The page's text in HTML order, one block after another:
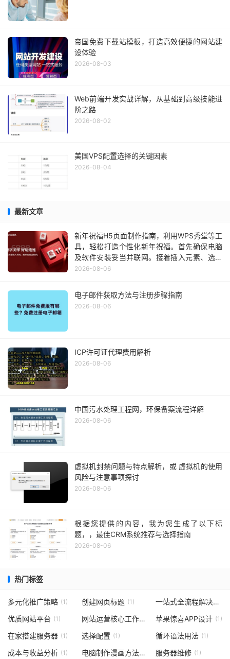
帝国免费下载站模板，打造高效便捷的网站建
设体验
2026-08-03
Web前端开发实战详解，从基础到高级技能进
阶之路
2026-08-02
美国VPS配置选择的关键因素
2026-08-04
最新文章
新年祝福H5页面制作指南，利用WPS秀堂等工
具，轻松打造个性化新年祝福。首先确保电脑
及软件安装妥当并联网。接着插入元素、选择
模板、编辑内容，快速生成独特作品。分享出
题，遵守平台规则。在制作过程中保持积极心
态和良好品质，为网络环境贡献正能量。最后
祝大家新年快乐，万事如意！
2026-08-06
电子邮件获取方法与注册步骤指南
2026-08-06
ICP许可证代理费用解析
2026-08-06
中国污水处理工程网，环保备案流程详解
2026-08-06
虚拟机封禁问题与特点解析，或 虚拟机的使用
风险与注意事项探讨
2026-08-06
根据您提供的内容，我为您生成了以下标
题，，最佳CRM系统推荐与选择指南
2026-08-06
热门标签
多元化推广策略 (1) 创建网页标题 (1)
一站式全流程解决方案供方质量工程师待遇
优质网站平台 (1) 网站运营核心工作
(1) 苹果惊喜APP设计 (1)
在家搭建服务器 (1) 选择配置 (1) 循环语法用法 (1)
成本与收益分析 (1) 电脑制作漫画方法与步骤 (1)
服务器维修 (1)